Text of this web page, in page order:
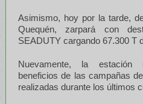
Asimismo, hoy por la tarde,
Quequén, zarpará con
SEADUTY cargando 67.300 T
Nuevamente, la estación
beneficios de las campañas
realizadas durante los últimos